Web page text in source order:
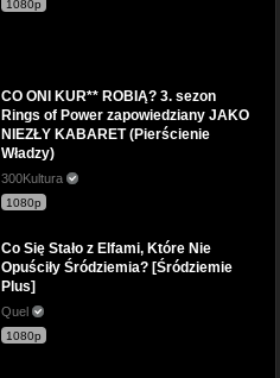
1080p
CO ONI KUR** ROBIĄ? 3. sezon
Rings of Power zapowiedziany JAKO
NIEZŁY KABARET (Pierścienie
Władzy)
300Kultura
1080p
Co Się Stało z Elfami, Które Nie
Opuściły Śródziemia? [Śródziemie
Plus]
Quel
1080p